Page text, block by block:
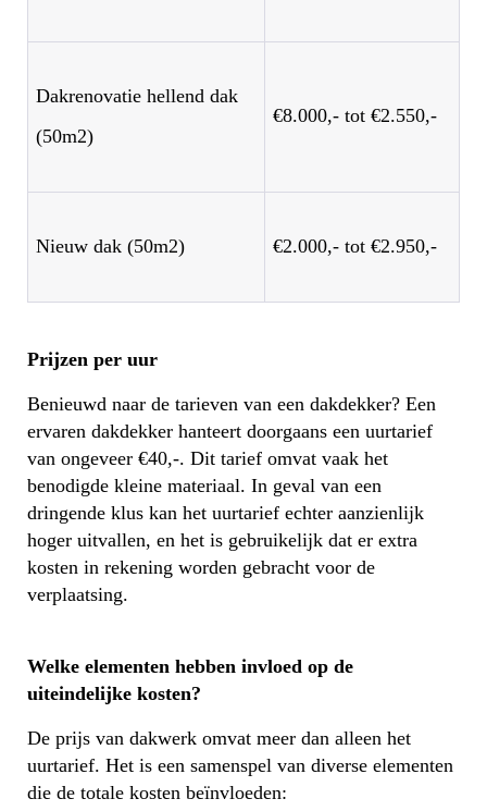
Dakrenovatie hellend dak
(50m2)
€8.000,- tot €2.550,-
Nieuw dak (50m2) €2.000,- tot €2.950,-
Prijzen per uur
Benieuwd naar de tarieven van een dakdekker? Een
ervaren dakdekker hanteert doorgaans een uurtarief
van ongeveer €40,-. Dit tarief omvat vaak het
benodigde kleine materiaal. In geval van een
dringende klus kan het uurtarief echter aanzienlijk
hoger uitvallen, en het is gebruikelijk dat er extra
kosten in rekening worden gebracht voor de
verplaatsing.
Welke elementen hebben invloed op de
uiteindelijke kosten?
De prijs van dakwerk omvat meer dan alleen het
uurtarief. Het is een samenspel van diverse elementen
die de totale kosten beïnvloeden: